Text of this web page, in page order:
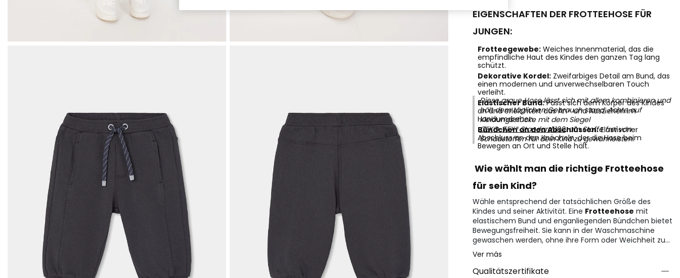
EIGENSCHAFTEN DER FROTTEEHOSE FÜR
JUNGEN:
Frotteegewebe:Weiches Innenmaterial, das die
empfindliche Haut des Kindes den ganzen Tag lang
schützt.
Dekorative Kordel:Zweifarbiges Detail am Bund, das
einen modernen und unverwechselbaren Touch
verleiht.
Elastischer Bund:Passt sich dem Körper des Kindes
an und erleichtert das An- und Ausziehen im
Handumdrehen.
Bündchen an den Abschlüssen:Elastischer
Abschluss an den Knöcheln, der die Hose beim
Bewegen an Ort und Stelle hält.
Diese graue Hose lässt sich mit allem kombinieren und
hält dem täglichen Gebrauch stand. Achte auf
Kleidungsstücke mit dem Siegel
OEKO-TEX® Standard 100, um Stoffe frei von
Schadstoffen für dein Kind zu gewährleisten.
Wie wählt man die richtige Frotteehose
für sein Kind?
Wähle entsprechend der tatsächlichen Größe des
Kindes und seiner Aktivität. Eine Frotteehose mit
elastischem Bund und enganliegenden Bündchen bietet
Bewegungsfreiheit. Sie kann in der Waschmaschine
gewaschen werden, ohne ihre Form oder Weichheit zu
verlieren. Verfügbare Größen: 12 Monate, 18 Monate, 2, 3,
4, 5, 6, 7, 8 und 10 Jahre.
Ver más
Qualitätszertifikate